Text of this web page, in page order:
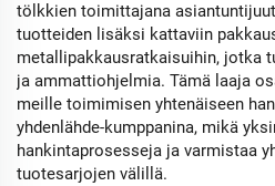
tölkkien toimittajana
tuotteiden lisäksi kattaviin
metallipakkausratkaisuihin, jotka
ja ammattiohjelmia. Tämä laaja
meille toimimisen yhtenäiseen
yhdenlähde-kumppanina, mikä
hankintaprosesseja ja varmistaa
tuotesarjojen välillä.